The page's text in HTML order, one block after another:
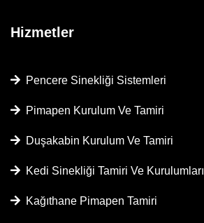
Hizmetler
Pencere Sinekliği Sistemleri
Pimapen Kurulum Ve Tamiri
Duşakabin Kurulum Ve Tamiri
Kedi Sinekliği Tamiri Ve Kurulumları
Kağıthane Pimapen Tamiri